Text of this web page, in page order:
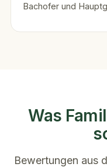
Bachofer und
Was
Bewertungen aus